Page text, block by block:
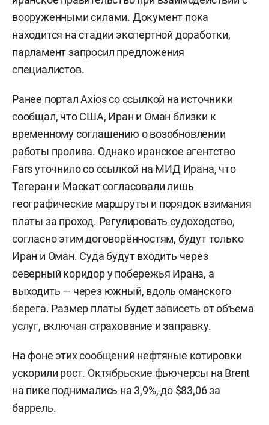
вооруженными силами. Документ пока
находится на стадии экспертной доработки,
парламент запросил предложения
специалистов.
Ранее портал Axios со ссылкой на источники
сообщал, что США, Иран и Оман близки к
временному соглашению о возобновлении
работы пролива. Однако иранское агентство
Fars уточнило со ссылкой на МИД Ирана, что
Тегеран и Маскат согласовали лишь
географические маршруты и порядок взимания
платы за проход. Регулировать судоходство,
согласно этим договорённостям, будут только
Иран и Оман. Суда будут входить через
северный коридор у побережья Ирана, а
выходить — через южный, вдоль оманского
берега. Размер платы будет зависеть от объема
услуг, включая страхование и заправку.
На фоне этих сообщений нефтяные котировки
ускорили рост. Октябрьские фьючерсы на Brent
на пике поднимались на 3,9%, до $83,06 за
баррель.